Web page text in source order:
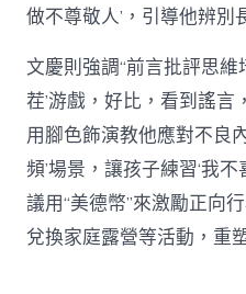
做不尊敬人’，引導他辨別
文慶則強調“前言批評思維
茬’游戲，好比，看到謠言
用腳色飾演教他應對不良
頻’場景，讓孩子練習‘我
議用“美德幣”來激勵正向
兌換家庭露營等活動，重